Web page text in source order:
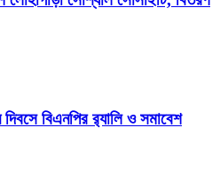
বিএনপির র‌্যালি ও সমাবেশ